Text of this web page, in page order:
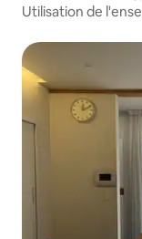
Utilisation de